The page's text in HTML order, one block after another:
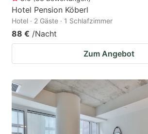
Hotel Pension Köberl
Hotel · 2 Gäste · 1 Schlafzimmer
88 € /Nacht
Zum Angebot